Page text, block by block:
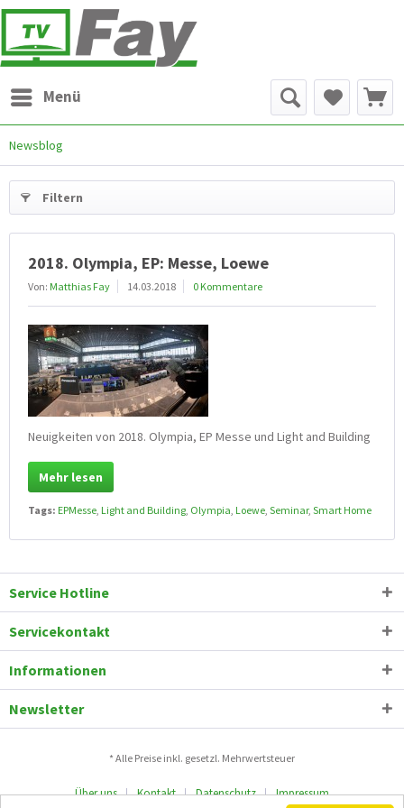
Menü
Newsblog
Filtern
2018. Olympia, EP: Messe, Loewe
Von: Matthias Fay 14.03.2018 0 Kommentare
Neuigkeiten von 2018. Olympia, EP Messe und Light and Building
Mehr lesen
Tags: EPMesse Light and Building Olympia Loewe Seminar, Smart Home
Service Hotline
Servicekontakt
Informationen
Newsletter
* Alle Preise inkl. gesetzl. Mehrwertsteuer
Über uns Kontakt Datenschutz
Impressum